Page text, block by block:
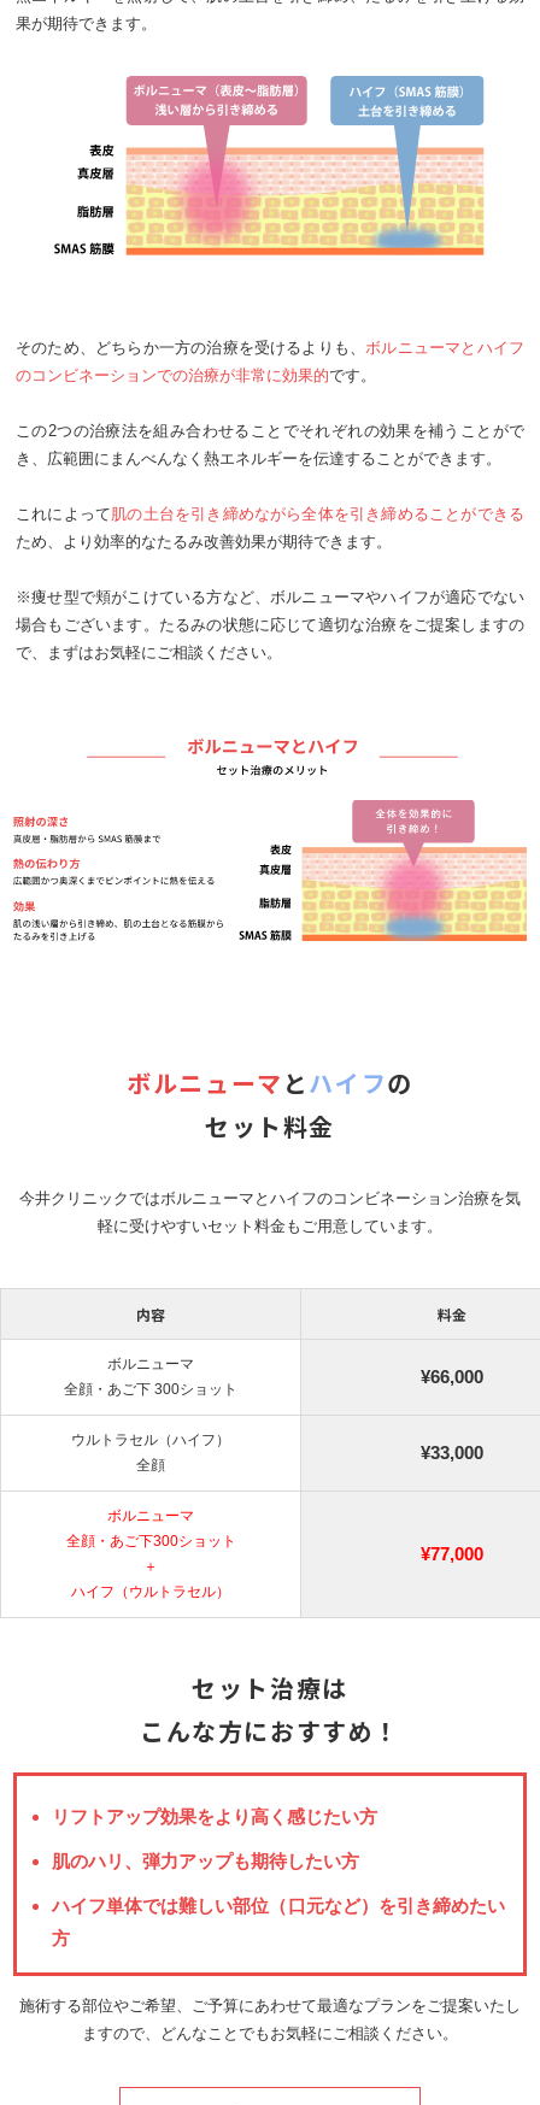
果が期待できます。
そのため、どちらか一方の治療を受けるよりも、ボルニューマとハイフ
のコンビネーションでの治療が非常に効果的です。
この2つの治療法を組み合わせることでそれぞれの効果を補うことがで
き、広範囲にまんべんなく熱エネルギーを伝達することができます。
これによって肌の土台を引き締めながら全体を引き締めることができる
ため、より効率的なたるみ改善効果が期待できます。
※痩せ型で頬がこけている方など、ボルニューマやハイフが適応でない
場合もございます。たるみの状態に応じて適切な治療をご提案しますの
で、まずはお気軽にご相談ください。
ボルニューマ とハイフの
セット料金
今井クリニックではボルニューマとハイフのコンビネーション治療を気
軽に受けやすいセット料金もご用意しています。
内容 料金
ボルニューマ
全顔・あご下 300ショット
¥66,000
ウルトラセル（ハイフ）
全顔
¥33,000
ボルニューマ
全顔・あご下300ショット
＋
ハイフ（ウルトラセル）
¥77,000
セット治療は
こんな方におすすめ！
リフトアップ効果をより高く感じたい方
肌のハリ、弾力アップも期待したい方
ハイフ単体では難しい部位（口元など）を引き締めたい
方
施術する部位やご希望、ご予算にあわせて最適なプランをご提案いたし
ますので、どんなことでもお気軽にご相談ください。